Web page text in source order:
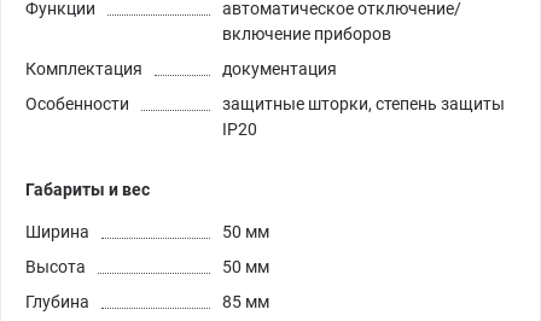
Функции
автоматическое отключение/
включение приборов
Комплектация
документация
Особенности
защитные шторки, степень защиты
IP20
Габариты и вес
Ширина
50 мм
Высота
50 мм
Глубина
85 мм